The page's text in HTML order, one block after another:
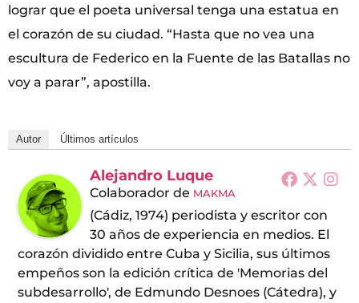
lograr que el poeta universal tenga una estatua en
el corazón de su ciudad. “Hasta que no vea una
escultura de Federico en la Fuente de las Batallas no
voy a parar”, apostilla.
Autor Últimos artículos
Alejandro Luque
Colaborador de MAKMA
(Cádiz, 1974) periodista y escritor con
30 años de experiencia en medios. El
corazón dividido entre Cuba y Sicilia, sus últimos
empeños son la edición crítica de 'Memorias del
subdesarrollo', de Edmundo Desnoes (Cátedra), y